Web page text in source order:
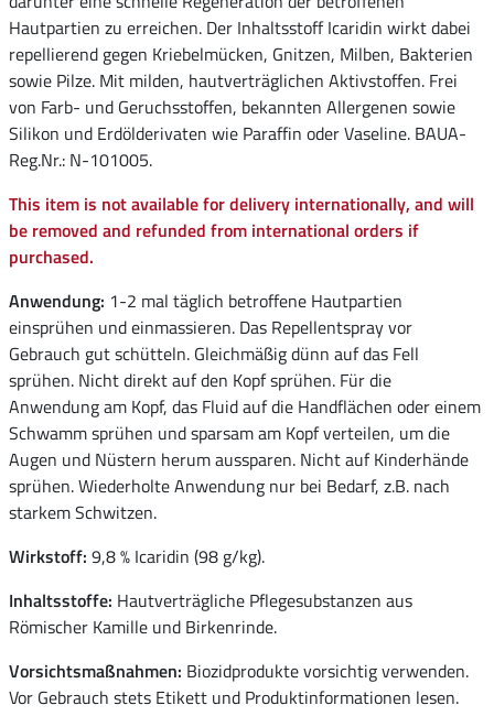
Hautpartien zu erreichen. Der Inhaltsstoff Icaridin wirkt dabei
repellierend gegen Kriebelmücken, Gnitzen, Milben, Bakterien
sowie Pilze. Mit milden, hautverträglichen Aktivstoffen. Frei
von Farb- und Geruchsstoffen, bekannten Allergenen sowie
Silikon und Erdölderivaten wie Paraffin oder Vaseline. BAUA-
Reg.Nr.: N-101005.
This item is not available for delivery internationally, and will
be removed and refunded from international orders if
purchased.
Anwendung: 1-2 mal täglich betroffene Hautpartien
einsprühen und einmassieren. Das Repellentspray vor
Gebrauch gut schütteln. Gleichmäßig dünn auf das Fell
sprühen. Nicht direkt auf den Kopf sprühen. Für die
Anwendung am Kopf, das Fluid auf die Handflächen oder einem
Schwamm sprühen und sparsam am Kopf verteilen, um die
Augen und Nüstern herum aussparen. Nicht auf Kinderhände
sprühen. Wiederholte Anwendung nur bei Bedarf, z.B. nach
starkem Schwitzen.
Wirkstoff: 9,8 % Icaridin (98 g/kg).
Inhaltsstoffe: Hautverträgliche Pflegesubstanzen aus
Römischer Kamille und Birkenrinde.
Vorsichtsmaßnahmen: Biozidprodukte vorsichtig verwenden.
Vor Gebrauch stets Etikett und Produktinformationen lesen.